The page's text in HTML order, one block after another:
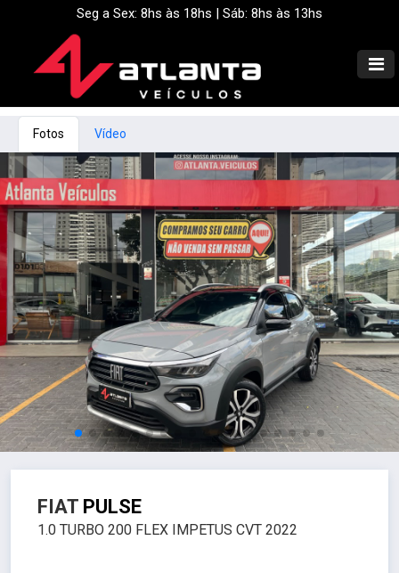
Seg a Sex: 8hs às 18hs | Sáb: 8hs às 13hs
Fotos Vídeo
FIAT PULSE
1.0 TURBO 200 FLEX IMPETUS CVT 2022